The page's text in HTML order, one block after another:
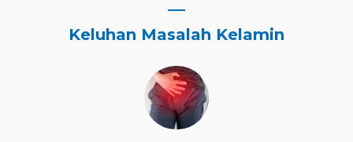
Keluhan Masalah Kelamin